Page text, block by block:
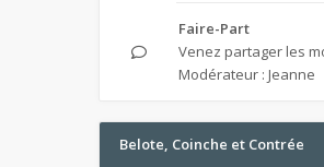
Faire-Part
Venez partager les
Modérateur : Jeanne
Belote, Coinche et Contrée